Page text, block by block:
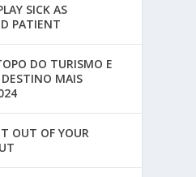
SICK AS
PATIENT
DO TURISMO E
MAIS
OUT OF YOUR